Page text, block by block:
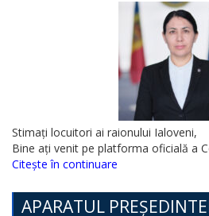
Stimați locuitori ai raionului Ialoveni,
Bine ați venit pe platforma oficială a
Citește în continuare
APARATUL